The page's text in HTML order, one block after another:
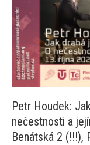
Petr Houdek:
nečestnosti a
Benátská 2 (!!!),